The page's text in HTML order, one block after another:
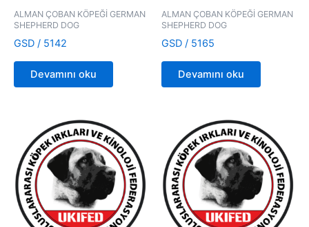
ALMAN ÇOBAN KÖPEĞİ GERMAN
SHEPHERD DOG
GSD / 5142
Devamını oku
ALMAN ÇOBAN KÖPEĞİ GERMAN
SHEPHERD DOG
GSD / 5165
Devamını oku